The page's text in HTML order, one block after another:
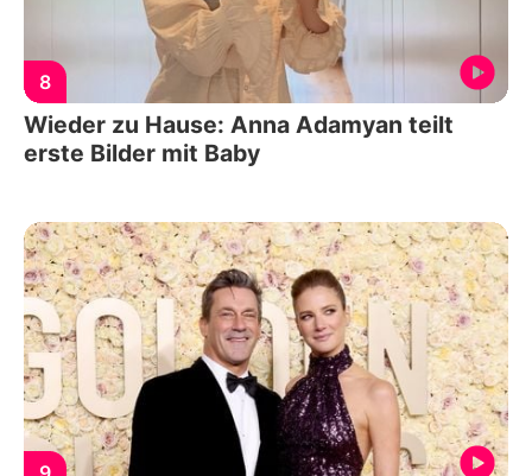
8
Wieder zu Hause: Anna Adamyan teilt
erste Bilder mit Baby